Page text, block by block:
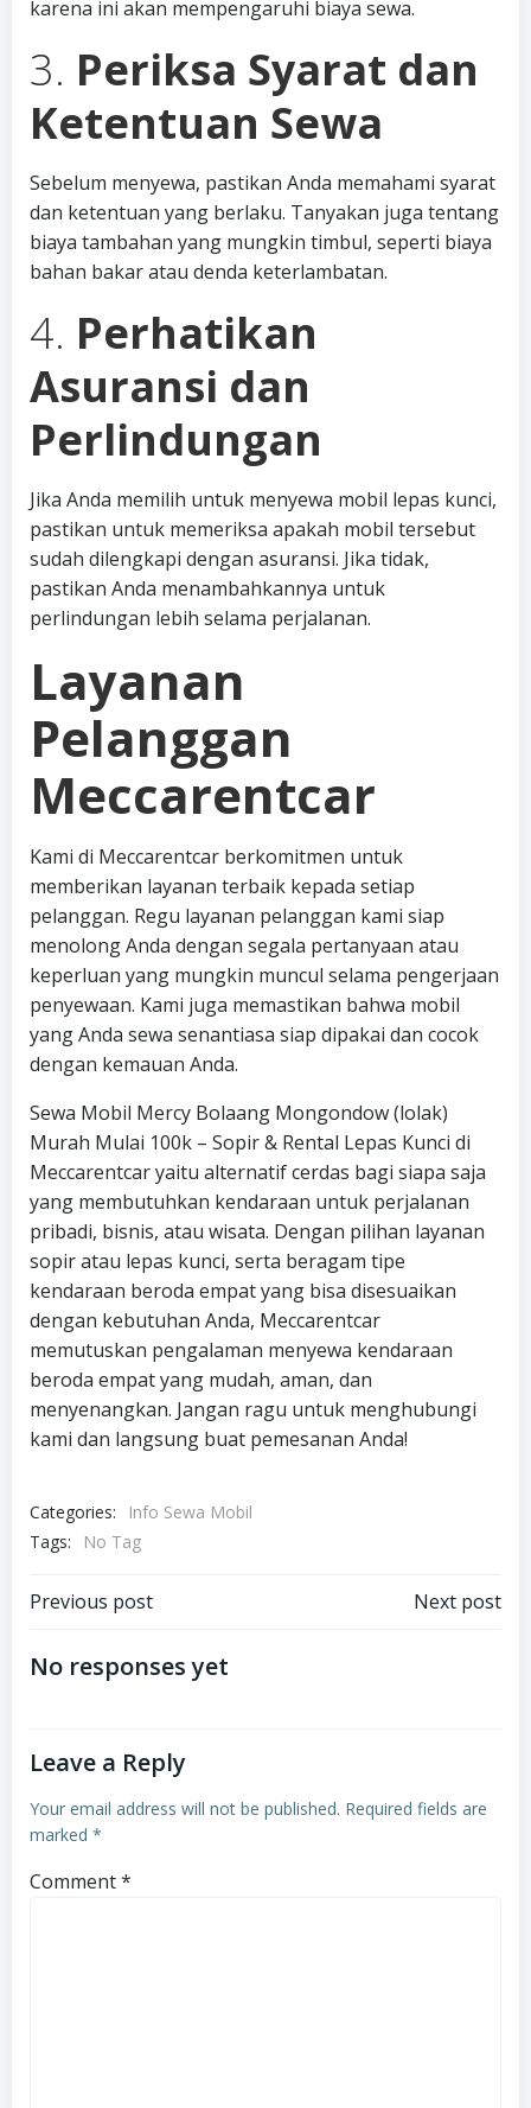
karena ini akan mempengaruhi biaya sewa.
3. Periksa Syarat dan
Ketentuan Sewa
Sebelum menyewa, pastikan Anda memahami syarat
dan ketentuan yang berlaku. Tanyakan juga tentang
biaya tambahan yang mungkin timbul, seperti biaya
bahan bakar atau denda keterlambatan.
4. Perhatikan
Asuransi dan
Perlindungan
Jika Anda memilih untuk menyewa mobil lepas kunci,
pastikan untuk memeriksa apakah mobil tersebut
sudah dilengkapi dengan asuransi. Jika tidak,
pastikan Anda menambahkannya untuk
perlindungan lebih selama perjalanan.
Layanan
Pelanggan
Meccarentcar
Kami di Meccarentcar berkomitmen untuk
memberikan layanan terbaik kepada setiap
pelanggan. Regu layanan pelanggan kami siap
menolong Anda dengan segala pertanyaan atau
keperluan yang mungkin muncul selama pengerjaan
penyewaan. Kami juga memastikan bahwa mobil
yang Anda sewa senantiasa siap dipakai dan cocok
dengan kemauan Anda.
Sewa Mobil Mercy Bolaang Mongondow (lolak)
Murah Mulai 100k – Sopir & Rental Lepas Kunci di
Meccarentcar yaitu alternatif cerdas bagi siapa saja
yang membutuhkan kendaraan untuk perjalanan
pribadi, bisnis, atau wisata. Dengan pilihan layanan
sopir atau lepas kunci, serta beragam tipe
kendaraan beroda empat yang bisa disesuaikan
dengan kebutuhan Anda, Meccarentcar
memutuskan pengalaman menyewa kendaraan
beroda empat yang mudah, aman, dan
menyenangkan. Jangan ragu untuk menghubungi
kami dan langsung buat pemesanan Anda!
Categories:
Info Sewa Mobil
Tags:
No Tag
Post
navigation
Previous post Next post
No responses yet
Leave a Reply
Your email address will not be published. Required fields are
marked *
Comment*